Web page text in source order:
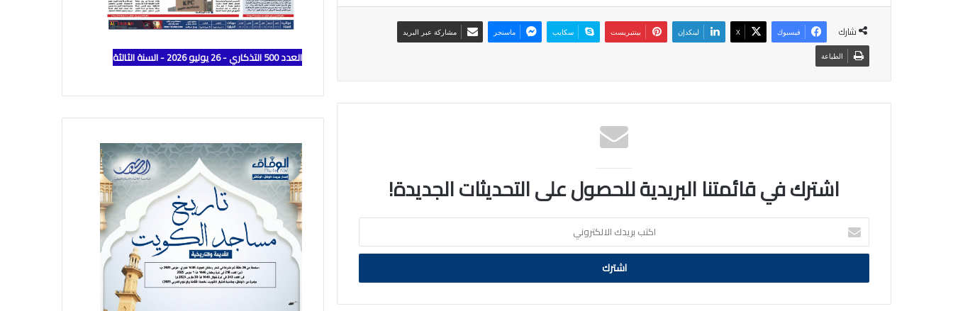
شارك فيسبوك ‫X لينكدإن بينتيريست سكايب ماسنجر مشاركة عبر البريد
الطباعة
اشترك في قائمتنا البريدية للحصول على التحديثات الجديدة!
اكتب
بريدك
الالكتروني
العدد 500 التذكاري - 26 يوليو 2026 - السنة الثالثة